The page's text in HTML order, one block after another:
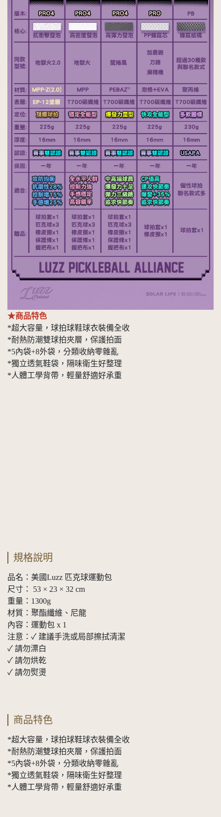
★商品特色
*超大容量，球拍球鞋球衣裝備全收
*耐熱防潮雙球拍夾層，保護拍面
*5內袋+8外袋，分類收納零雜亂
*獨立透氣鞋袋，隔味衛生好整理
*人體工學背帶，輕量舒適好承重
規格說明
品名：美國Luzz 匹克球運動包
尺寸： 53 × 23 × 32 cm
重量：1300g
材質：聚酯纖維、尼龍
內容：運動包 x 1
注意：✓ 建議手洗或局部擦拭清潔
✓ 請勿漂白
✓ 請勿烘乾
✓ 請勿熨燙
商品特色
*超大容量，球拍球鞋球衣裝備全收
*耐熱防潮雙球拍夾層，保護拍面
*5內袋+8外袋，分類收納零雜亂
*獨立透氣鞋袋，隔味衛生好整理
*人體工學背帶，輕量舒適好承重